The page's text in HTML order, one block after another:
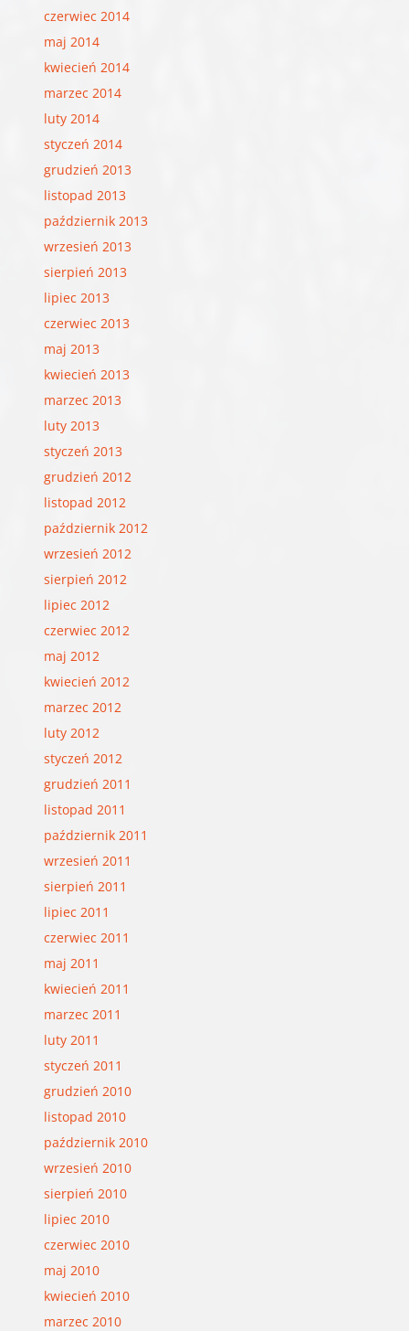
czerwiec 2014
maj 2014
kwiecień 2014
marzec 2014
luty 2014
styczeń 2014
grudzień 2013
listopad 2013
październik 2013
wrzesień 2013
sierpień 2013
lipiec 2013
czerwiec 2013
maj 2013
kwiecień 2013
marzec 2013
luty 2013
styczeń 2013
grudzień 2012
listopad 2012
październik 2012
wrzesień 2012
sierpień 2012
lipiec 2012
czerwiec 2012
maj 2012
kwiecień 2012
marzec 2012
luty 2012
styczeń 2012
grudzień 2011
listopad 2011
październik 2011
wrzesień 2011
sierpień 2011
lipiec 2011
czerwiec 2011
maj 2011
kwiecień 2011
marzec 2011
luty 2011
styczeń 2011
grudzień 2010
listopad 2010
październik 2010
wrzesień 2010
sierpień 2010
lipiec 2010
czerwiec 2010
maj 2010
kwiecień 2010
marzec 2010